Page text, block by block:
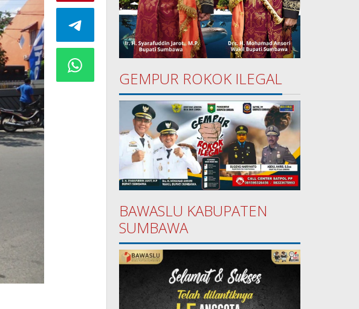
GEMPUR ROKOK ILEGAL
BAWASLU KABUPATEN
SUMBAWA